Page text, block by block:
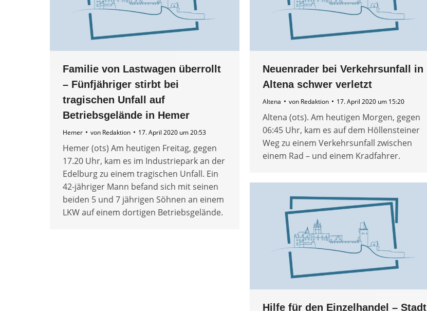
Familie von Lastwagen überrollt
– Fünfjähriger stirbt bei
tragischen Unfall auf
Betriebsgelände in Hemer
Hemer von Redaktion 17. April 2020 um 20:53
Hemer (ots) Am heutigen Freitag, gegen
17.20 Uhr, kam es im Industriepark an der
Edelburg zu einem tragischen Unfall. Ein
42-jähriger Mann befand sich mit seinen
beiden 5 und 7 jährigen Söhnen an einem
LKW auf einem dortigen Betriebsgelände.
Neuenrader bei Verkehrsunfall in
Altena schwer verletzt
Altena von Redaktion 17. April 2020 um 15:20
Altena (ots). Am heutigen Morgen, gegen
06:45 Uhr, kam es auf dem Höllensteiner
Weg zu einem Verkehrsunfall zwischen
einem Rad – und einem Kradfahrer.
Hilfe für den Einzelhandel – Stadt